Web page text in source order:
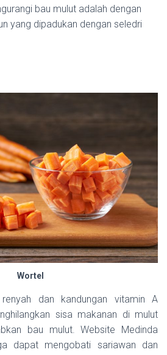
bau mulut adalah dengan
yang dipadukan dengan seledri
Wortel
dan kandungan vitamin A
sisa makanan di mulut
bau mulut. Website Medinda
dapat mengobati sariawan dan